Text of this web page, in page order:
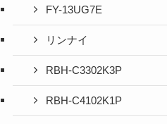
FY-13UG7E
リンナイ
RBH-C3302K3P
RBH-C4102K1P